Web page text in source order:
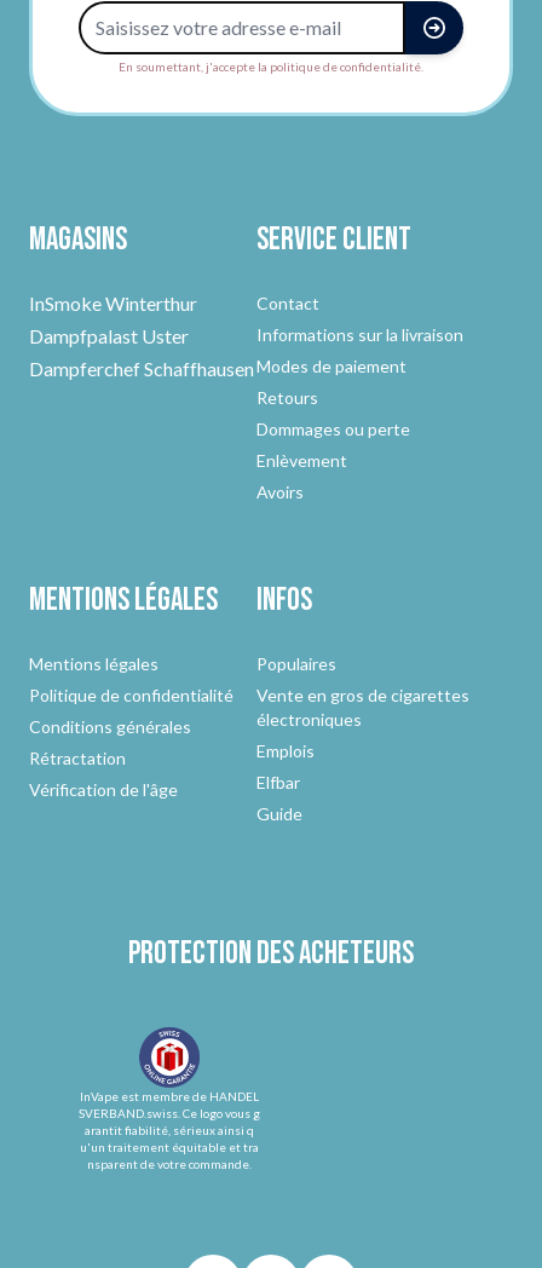
En soumettant, j'accepte la politique de confidentialité.
Magasins
InSmoke Winterthur
Dampfpalast Uster
Dampferchef Schaffhausen
Service client
Contact
Informations sur la livraison
Modes de paiement
Retours
Dommages ou perte
Enlèvement
Avoirs
Mentions légales
Mentions légales
Politique de confidentialité
Conditions générales
Rétractation
Vérification de l'âge
Infos
Populaires
Vente en gros de cigarettes
électroniques
Emplois
Elfbar
Guide
Protection des acheteurs
InVape est membre de HANDEL
SVERBAND.swiss. Ce logo vous g
arantit fiabilité, sérieux ainsi q
u'un traitement équitable et tra
nsparent de votre commande.